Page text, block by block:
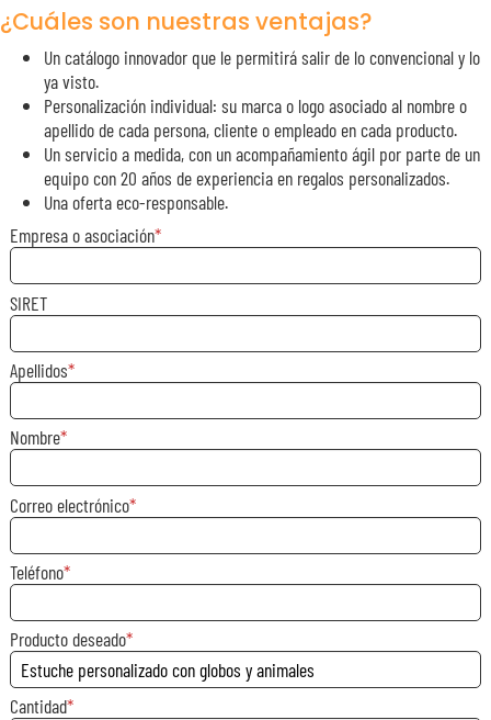
¿Cuáles son nuestras ventajas?
Un catálogo innovador que le permitirá salir de lo convencional y lo
ya visto.
Personalización individual: su marca o logo asociado al nombre o
apellido de cada persona, cliente o empleado en cada producto.
Un servicio a medida, con un acompañamiento ágil por parte de un
equipo con 20 años de experiencia en regalos personalizados.
Una oferta eco-responsable.
Empresa o asociación
SIRET
Apellidos
Nombre
Correo electrónico
Teléfono
Producto deseado
Cantidad